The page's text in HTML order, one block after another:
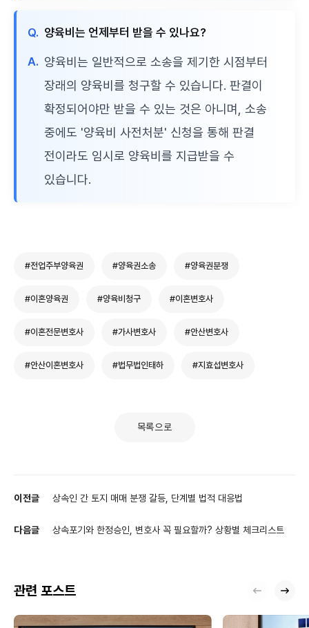
Q. 양육비는 언제부터 받을 수 있나요?
A. 양육비는 일반적으로 소송을 제기한 시점부터
장래의 양육비를 청구할 수 있습니다. 판결이
확정되어야만 받을 수 있는 것은 아니며, 소송
중에도 '양육비 사전처분' 신청을 통해 판결
전이라도 임시로 양육비를 지급받을 수
있습니다.
#전업주부양육권 #양육권소송 #양육권분쟁
#이혼양육권 #양육비청구 #이혼변호사
#이혼전문변호사 #가사변호사 #안산변호사
#안산이혼변호사 #법무법인태하 #지효섭변호사
목록으로
이전글 상속인 간 토지 매매 분쟁 갈등, 단계별 법적 대응법
다음글 상속포기와 한정승인, 변호사 꼭 필요할까? 상황별 체크리스트
관련 포스트